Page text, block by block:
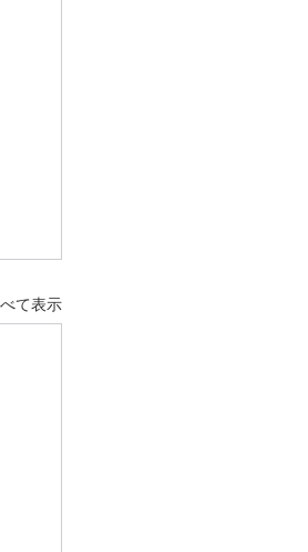
て表示